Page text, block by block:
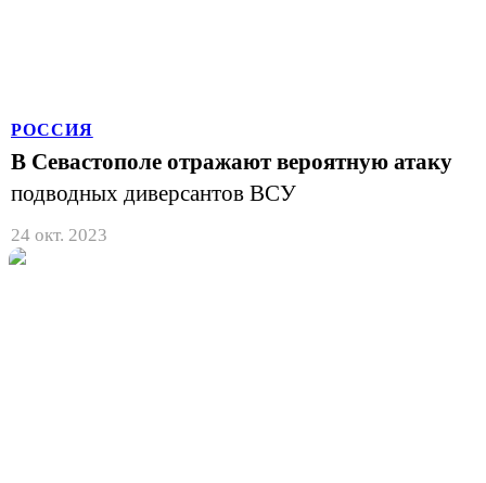
РОССИЯ
В Севастополе отражают вероятную атаку
подводных диверсантов ВСУ
24 окт. 2023